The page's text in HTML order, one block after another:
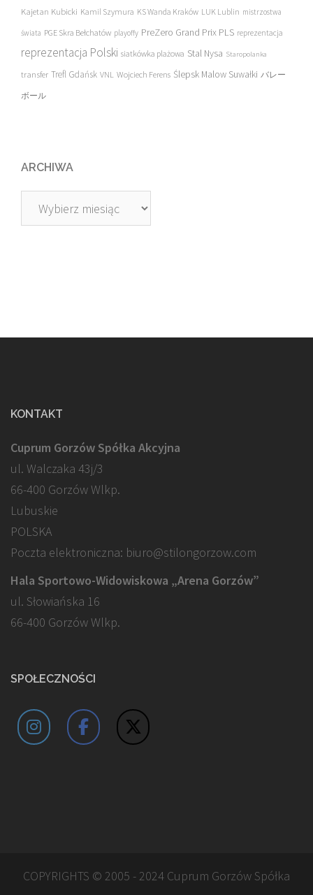
Kajetan Kubicki Kamil Szymura KS Wanda Kraków LUK Lublin mistrzostwa
świata PGE Skra Bełchatów playoffy PreZero Grand Prix PLS reprezentacja
reprezentacja Polski siatkówka plażowa Stal Nysa Staropolanka
transfer Trefl Gdańsk VNL Wojciech Ferens Ślepsk Malow Suwałki バレー
ボール
ARCHIWA
Archiwa
KONTAKT
Cuprum Gorzów Spółka Akcyjna
ul. Walczaka 43j/3
66-400 Gorzów Wlkp.
Lubuskie
POLSKA
Poczta elektroniczna: biuro@stilongorzow.com
Hala Sportowo-Widowiskowa „Arena Gorzów”
ul. Słowiańska 16
66-400 Gorzów Wlkp.
SPOŁECZNOŚCI
COPYRIGHTS © 2005 - 2024 Cuprum Gorzów Spółka